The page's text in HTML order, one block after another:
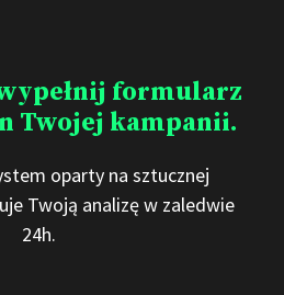
formularz
Twojej kampanii.
oparty na sztucznej
Twoją analizę w zaledwie
24h.